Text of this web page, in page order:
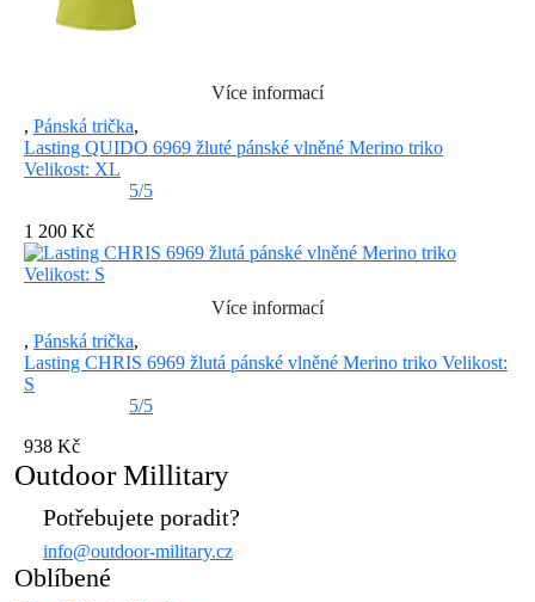
Více informací
, Pánská trička,
Lasting QUIDO 6969 žluté pánské vlněné Merino triko
Velikost: XL
5/5
1 200 Kč
Více informací
, Pánská trička,
Lasting CHRIS 6969 žlutá pánské vlněné Merino triko Velikost:
S
5/5
938 Kč
Outdoor Millitary
Potřebujete poradit?
info@outdoor-military.cz
Oblíbené